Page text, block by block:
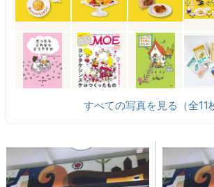
すべての写真を見る（全11